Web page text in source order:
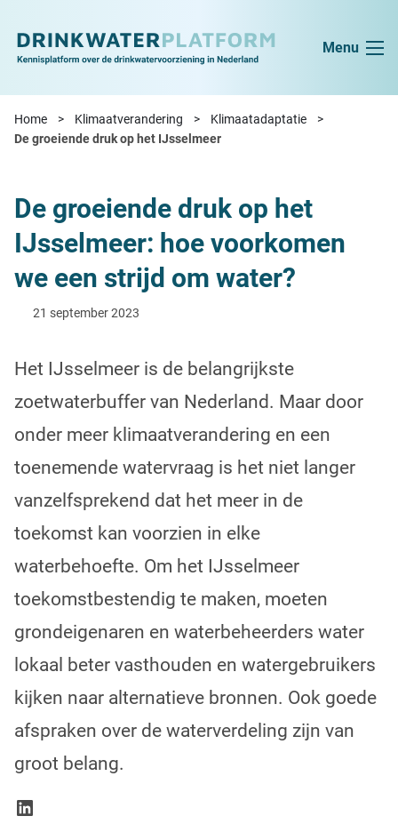
Menu
Home Klimaatverandering
Klimaatadaptatie
De groeiende druk op het IJsselmeer
De groeiende druk op het
IJsselmeer: hoe voorkomen
we een strijd om water?
21 september 2023
Het IJsselmeer is de belangrijkste
zoetwaterbuffer van Nederland. Maar door
onder meer klimaatverandering en een
toenemende watervraag is het niet langer
vanzelfsprekend dat het meer in de
toekomst kan voorzien in elke
waterbehoefte. Om het IJsselmeer
toekomstbestendig te maken, moeten
grondeigenaren en waterbeheerders water
lokaal beter vasthouden en watergebruikers
kijken naar alternatieve bronnen. Ook goede
afspraken over de waterverdeling zijn van
groot belang.
LinkedIn